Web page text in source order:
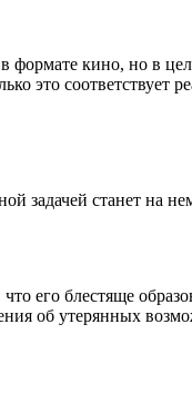
кино, но в
это соответствует
задачей станет на
его блестяще
об утерянных